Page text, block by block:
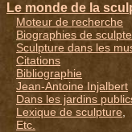
Le monde de la
Moteur de recherche
Biographies de
Sculpture dans les
Citations
Bibliographie
Jean-Antoine Injalbert
Dans les jardins
Lexique de sculpture
Etc.